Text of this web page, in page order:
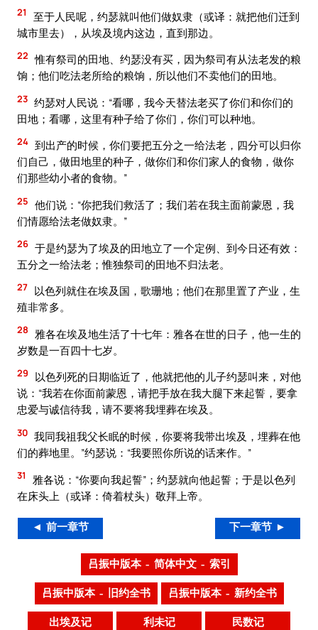
21
至于人民呢，约瑟就叫他们做奴隶（或译：就把他们迁到
城市里去），从埃及境内这边，直到那边。
22 惟有祭司的田地、约瑟没有买，因为祭司有从法老发的粮
饷；他们吃法老所给的粮饷，所以他们不卖他们的田地。
23 约瑟对人民说：“看哪，我今天替法老买了你们和你们的
田地；看哪，这里有种子给了你们，你们可以种地。
24 到出产的时候，你们要把五分之一给法老，四分可以归你
们自己，做田地里的种子，做你们和你们家人的食物，做你
们那些幼小者的食物。”
25 他们说：“你把我们救活了；我们若在我主面前蒙恩，我
们情愿给法老做奴隶。”
26 于是约瑟为了埃及的田地立了一个定例、到今日还有效：
五分之一给法老；惟独祭司的田地不归法老。
27 以色列就住在埃及国，歌珊地；他们在那里置了产业，生
殖非常多。
28
雅各在埃及地生活了十七年：雅各在世的日子，他一生的
岁数是一百四十七岁。
29
以色列死的日期临近了，他就把他的儿子约瑟叫来，对他
说：“我若在你面前蒙恩，请把手放在我大腿下来起誓，要拿
忠爱与诚信待我，请不要将我埋葬在埃及。
30 我同我祖我父长眠的时候，你要将我带出埃及，埋葬在他
们的葬地里。”约瑟说：“我要照你所说的话来作。”
31
雅各说：“你要向我起誓”；约瑟就向他起誓；于是以色列
在床头上（或译：倚着杖头）敬拜上帝。
◄ 前一章节 下一章节 ►
吕振中版本 – 简体中文 – 索引
吕振中版本 – 旧约全书 吕振中版本 – 新约全书
出埃及记 利未记 民数记